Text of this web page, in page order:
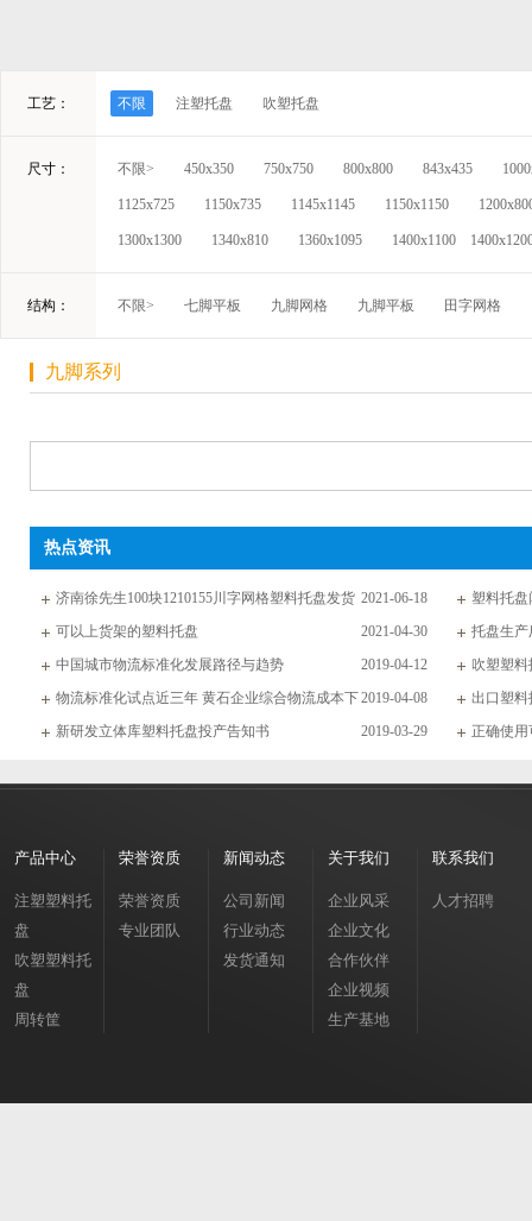
工艺： 不限 注塑托盘 吹塑托盘
尺寸： 不限> 450x350 750x750 800x800 843x435
1125x725 1150x735 1145x1145 1150x1150
1300x1300 1340x810 1360x1095 1400x1100
结构： 不限> 七脚平板 九脚网格 九脚平板 田字网格
九脚系列
热点资讯
2021-06-18
济南徐先生100块1210155川字网格塑料托盘发货
通知
塑料托盘
2021-04-30
可以上货架的塑料托盘
托盘生产
2019-04-12
中国城市物流标准化发展路径与趋势
吹塑塑
2019-04-08
物流标准化试点近三年 黄石企业综合物流成本下
出口塑料
2019-03-29
新研发立体库塑料托盘投产告知书 正确使用
产品中心
注塑塑料托
盘
吹塑塑料托
盘
周转筐
荣誉资质
荣誉资质
专业团队
新闻动态
公司新闻
行业动态
发货通知
关于我们
企业风采
企业文化
合作伙伴
企业视频
生产基地
联系我们
人才招聘